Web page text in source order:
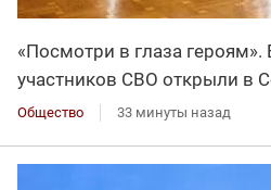
«Посмотри в глаза героям».
участников СВО открыли в
Общество 33 минуты назад